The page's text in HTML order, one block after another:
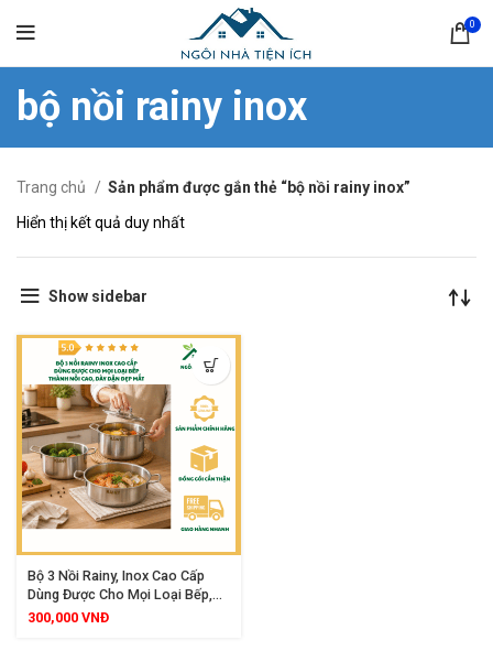
0
bộ nồi rainy inox
Trang chủ
Sản phẩm được gắn thẻ “bộ nồi rainy inox”
Hiển thị kết quả duy nhất
Show sidebar
Bộ 3 Nồi Rainy, Inox Cao Cấp
Dùng Được Cho Mọi Loại Bếp,
Thành Cao Dày Đẹp
300,000 VNĐ